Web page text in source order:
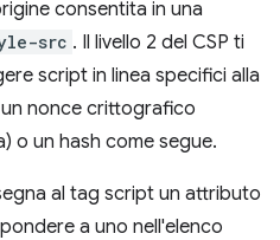
consentita in una
src . Il livello 2 del CSP ti
script in linea specifici alla
nonce crittografico
o un hash come segue.
al tag script un attributo
a uno nell'elenco